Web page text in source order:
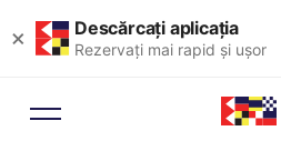
× Descărcați aplicația
Rezervați mai rapid și ușor